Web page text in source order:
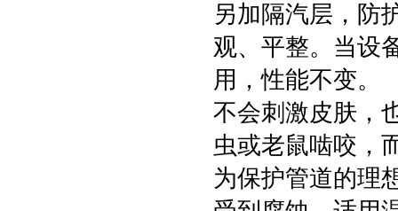
另加隔汽层，防
观、平整。当设
用，性能不变。
不会刺激皮肤，
虫或老鼠啮咬，
为保护管道的理